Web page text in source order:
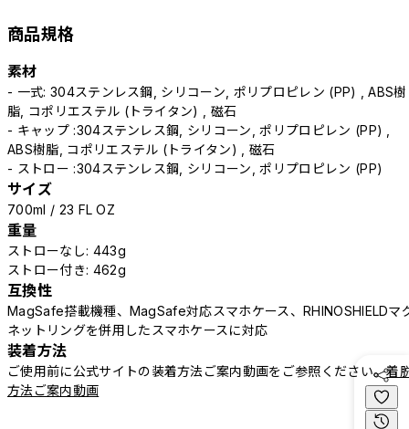
商品規格
素材
- 一式: 304ステンレス鋼, シリコーン, ポリプロピレン (PP) , ABS樹
脂, コポリエステル (トライタン) , 磁石
- キャップ :304ステンレス鋼, シリコーン, ポリプロピレン (PP) ,
ABS樹脂, コポリエステル (トライタン) , 磁石
- ストロー :304ステンレス鋼, シリコーン, ポリプロピレン (PP)
サイズ
700ml / 23 FL OZ
重量
ストローなし: 443g
ストロー付き: 462g
互換性
MagSafe搭載機種、MagSafe対応スマホケース、RHINOSHIELDマ
ネットリングを併用したスマホケースに対応
装着方法
ご使用前に公式サイトの装着方法ご案内動画をご参照ください。着
方法ご案内動画